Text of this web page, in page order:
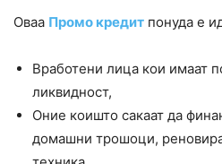
Оваа Промо кредит понуда е
Вработени лица кои имаат
ликвидност,
Оние коишто сакаат да
домашни трошоци,